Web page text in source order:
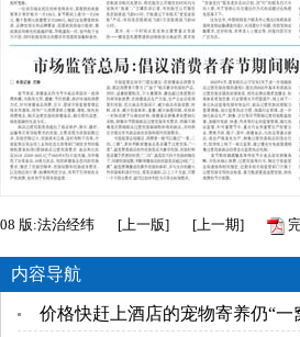
08 版:法治经纬 [上一版] [上一期]
内容导航
价格快赶上酒店的宠物寄养仍“一